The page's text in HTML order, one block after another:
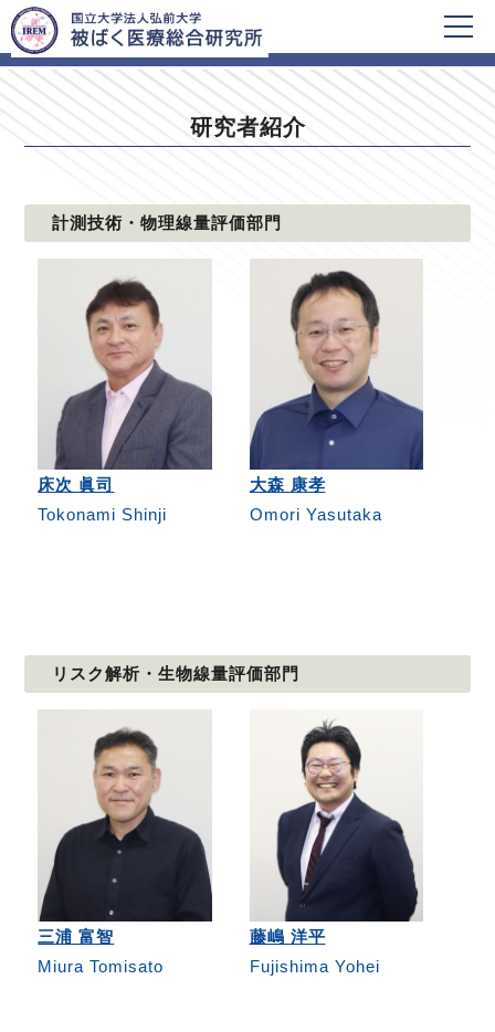
HOME 研究者紹介
研究者紹介
計測技術・物理線量評価部門
床次 眞司
Tokonami Shinji
大森 康孝
Omori Yasutaka
リスク解析・生物線量評価部門
三浦 富智
Miura Tomisato
藤嶋 洋平
Fujishima Yohei